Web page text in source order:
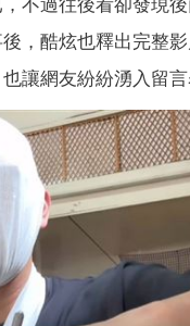
不過往後看卻發現
，酷炫也釋出完整
讓網友紛紛湧入留言